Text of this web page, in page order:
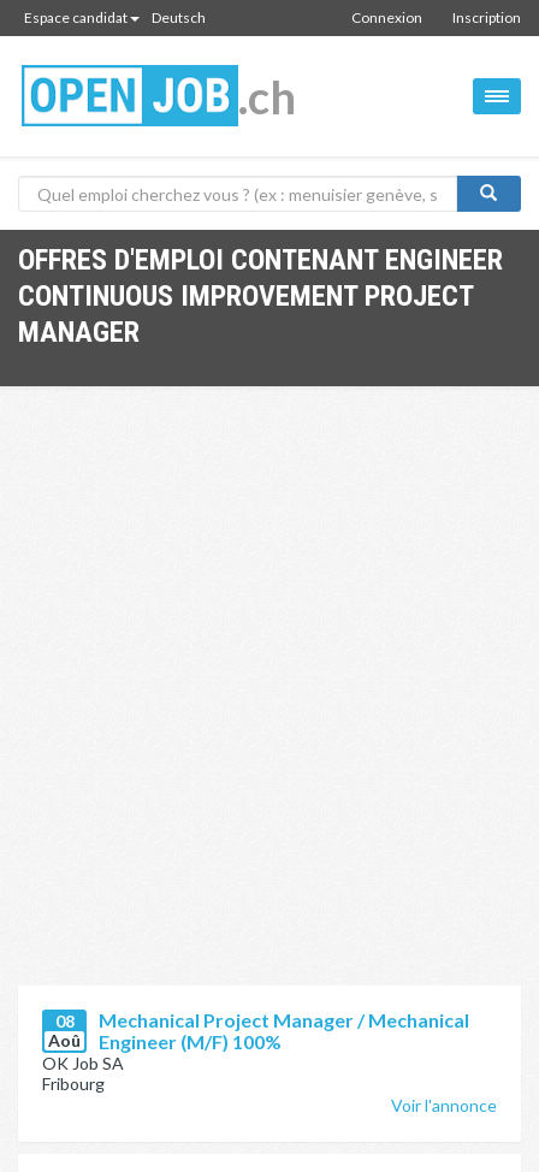
Espace candidat Deutsch Inscription
Connexion
.ch
OFFRES D'EMPLOI CONTENANT ENGINEER
CONTINUOUS IMPROVEMENT PROJECT
MANAGER
08
Aoû
Mechanical Project Manager / Mechanical
Engineer (M/F) 100%
OK Job SA
Fribourg
Voir l'annonce